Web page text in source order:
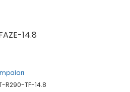
14.8
R290-TF-14.8